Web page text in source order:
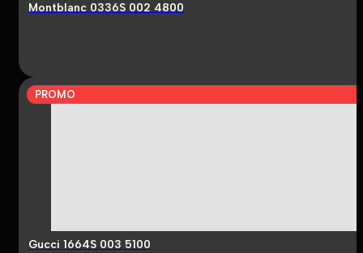
Montblanc 0336S 002 4800
PROMO
Gucci 1664S 003 5100